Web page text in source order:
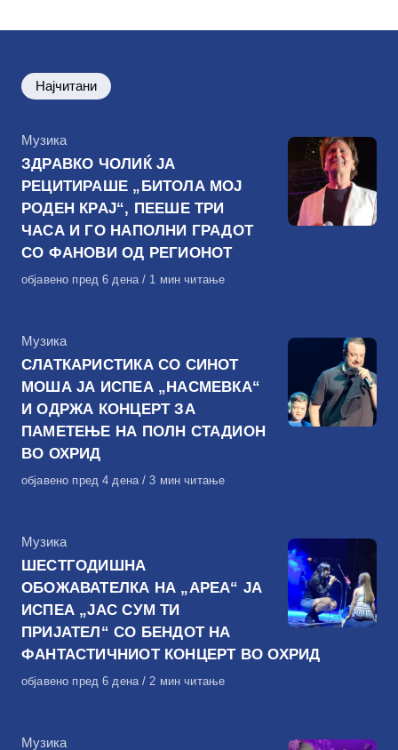
Најчитани
КАтегорија
Музика
ЗДРАВКО ЧОЛИЌ ЈА
РЕЦИТИРАШЕ „БИТОЛА МОЈ
РОДЕН КРАЈ“, ПЕЕШЕ ТРИ
ЧАСА И ГО НАПОЛНИ ГРАДОТ
СО ФАНОВИ ОД РЕГИОНОТ
Објавено
објавено пред 6 дена 1 мин читање
КАтегорија
Музика
СЛАТКАРИСТИКА СО СИНОТ
МОША ЈА ИСПЕА „НАСМЕВКА“
И ОДРЖА КОНЦЕРТ ЗА
ПАМЕТЕЊЕ НА ПОЛН СТАДИОН
ВО ОХРИД
Објавено
објавено пред 4 дена 3 мин читање
КАтегорија
Музика
ШЕСТГОДИШНА
ОБОЖАВАТЕЛКА НА „АРЕА“ ЈА
ИСПЕА „ЈАС СУМ ТИ
ПРИЈАТЕЛ“ СО БЕНДОТ НА
ФАНТАСТИЧНИОТ КОНЦЕРТ ВО ОХРИД
Објавено
објавено пред 6 дена 2 мин читање
КАтегорија
Музика